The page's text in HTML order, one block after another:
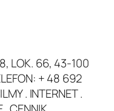
LOK. 66, 43-100
+ 48 692
. INTERNET .